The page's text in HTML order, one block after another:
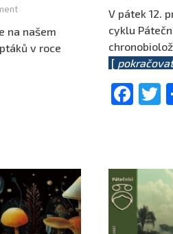
na našem
v roce
V pátek 12.
cyklu
[